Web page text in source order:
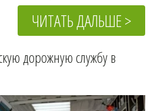
ЧИТАТЬ ДАЛЬШЕ >